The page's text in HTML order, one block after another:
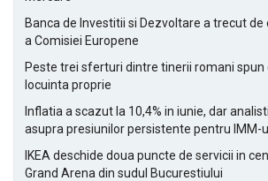
Banca de Investitii si Dezvoltare a trecut de
a Comisiei Europene
Peste trei sferturi dintre tinerii romani spun
locuinta proprie
Inflatia a scazut la 10,4% in iunie, dar
asupra presiunilor persistente pentru IMM-
IKEA deschide doua puncte de servicii in
Grand Arena din sudul Bucurestiului